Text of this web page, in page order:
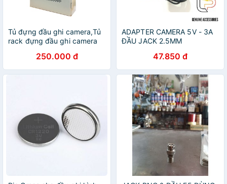
Tủ đựng đầu ghi camera,Tủ
rack đựng đầu ghi camera
tĩnh điện250.000 đ
ADAPTER CAMERA 5V - 3A
ĐẦU JACK 2.5MM
47.850 đ